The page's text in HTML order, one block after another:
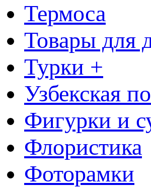
Термоса
Товары для
Турки +
Узбекская
Фигурки и
Флористика
Фоторамки